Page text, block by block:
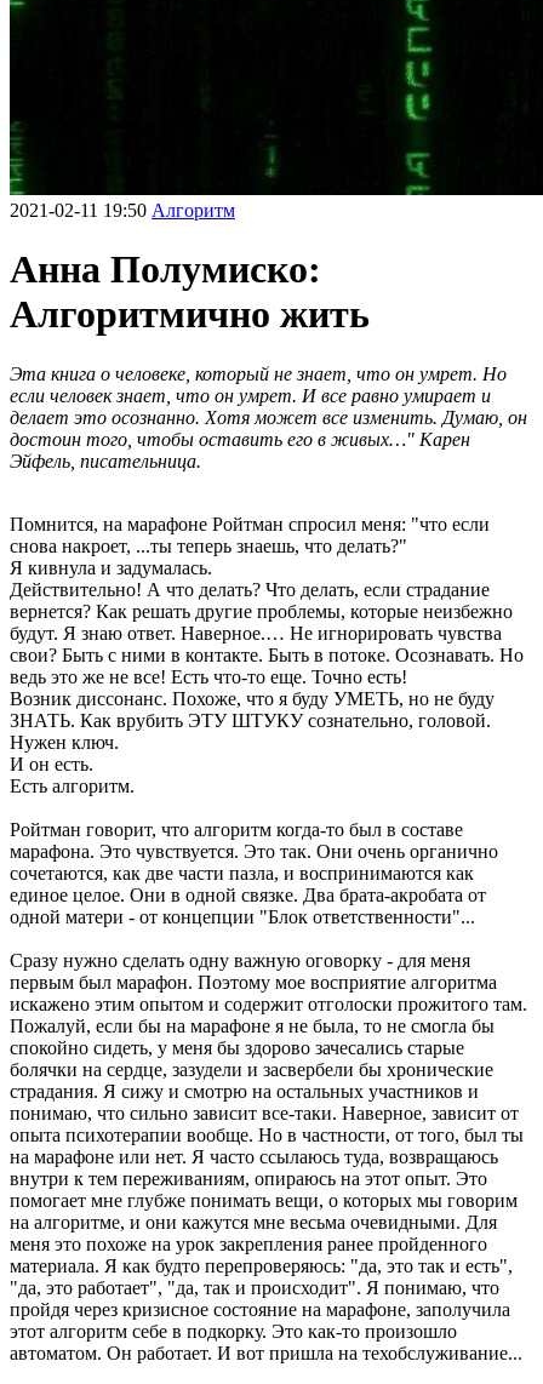
2021-02-11 19:50 Алгоритм
Анна Полумиско:
Алгоритмично жить
Эта книга о человеке, который не знает, что он умрет. Но
если человек знает, что он умрет. И все равно умирает и
делает это осознанно. Хотя может все изменить. Думаю, он
достоин того, чтобы оставить его в живых…" Карен
Эйфель, писательница.
Помнится, на марафоне Ройтман спросил меня: "что если
снова накроет, ...ты теперь знаешь, что делать?"
Я кивнула и задумалась.
Действительно! А что делать? Что делать, если страдание
вернется? Как решать другие проблемы, которые неизбежно
будут. Я знаю ответ. Наверное.… Не игнорировать чувства
свои? Быть с ними в контакте. Быть в потоке. Осознавать. Но
ведь это же не все! Есть что-то еще. Точно есть!
Возник диссонанс. Похоже, что я буду УМЕТЬ, но не буду
ЗНАТЬ. Как врубить ЭТУ ШТУКУ сознательно, головой.
Нужен ключ.
И он есть.
Есть алгоритм.
Ройтман говорит, что алгоритм когда-то был в составе
марафона. Это чувствуется. Это так. Они очень органично
сочетаются, как две части пазла, и воспринимаются как
единое целое. Они в одной связке. Два брата-акробата от
одной матери - от концепции "Блок ответственности"...
Сразу нужно сделать одну важную оговорку - для меня
первым был марафон. Поэтому мое восприятие алгоритма
искажено этим опытом и содержит отголоски прожитого там.
Пожалуй, если бы на марафоне я не была, то не смогла бы
спокойно сидеть, у меня бы здорово зачесались старые
болячки на сердце, зазудели и засвербели бы хронические
страдания. Я сижу и смотрю на остальных участников и
понимаю, что сильно зависит все-таки. Наверное, зависит от
опыта психотерапии вообще. Но в частности, от того, был ты
на марафоне или нет. Я часто ссылаюсь туда, возвращаюсь
внутри к тем переживаниям, опираюсь на этот опыт. Это
помогает мне глубже понимать вещи, о которых мы говорим
на алгоритме, и они кажутся мне весьма очевидными. Для
меня это похоже на урок закрепления ранее пройденного
материала. Я как будто перепроверяюсь: "да, это так и есть",
"да, это работает", "да, так и происходит". Я понимаю, что
пройдя через кризисное состояние на марафоне, заполучила
этот алгоритм себе в подкорку. Это как-то произошло
автоматом. Он работает. И вот пришла на техобслуживание...